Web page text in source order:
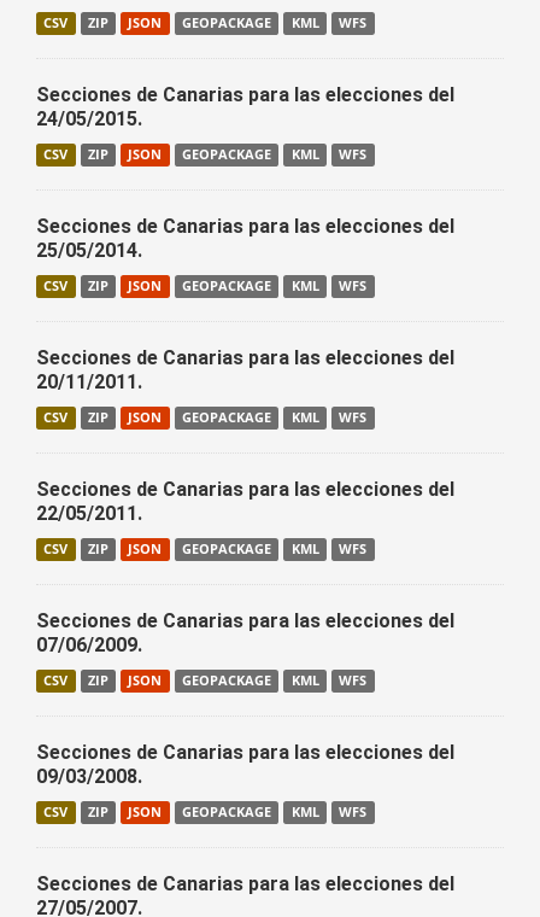
CSV ZIP JSON GEOPACKAGE KML WFS
Secciones de Canarias para las elecciones del
24/05/2015.
CSV ZIP JSON GEOPACKAGE KML WFS
Secciones de Canarias para las elecciones del
25/05/2014.
CSV ZIP JSON GEOPACKAGE KML WFS
Secciones de Canarias para las elecciones del
20/11/2011.
CSV ZIP JSON GEOPACKAGE KML WFS
Secciones de Canarias para las elecciones del
22/05/2011.
CSV ZIP JSON GEOPACKAGE KML WFS
Secciones de Canarias para las elecciones del
07/06/2009.
CSV ZIP JSON GEOPACKAGE KML WFS
Secciones de Canarias para las elecciones del
09/03/2008.
CSV ZIP JSON GEOPACKAGE KML WFS
Secciones de Canarias para las elecciones del
27/05/2007.